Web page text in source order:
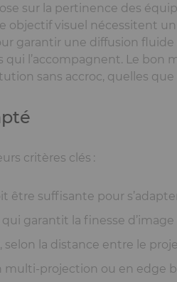
sur la pertinence des
visuel nécessitent
garantir une diffusion
qui l’accompagnent. Le
sans accroc, quelles
critères clés :
être suffisante pour
garantit la finesse
la distance entre le
multi-projection ou en edge